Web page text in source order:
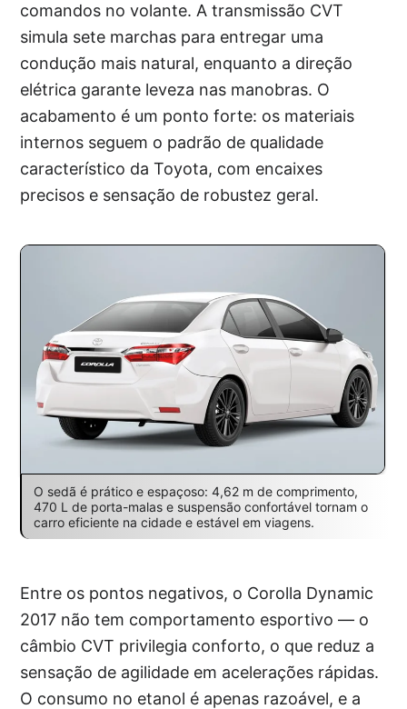
comandos no volante. A transmissão CVT
simula sete marchas para entregar uma
condução mais natural, enquanto a direção
elétrica garante leveza nas manobras. O
acabamento é um ponto forte: os materiais
internos seguem o padrão de qualidade
característico da Toyota, com encaixes
precisos e sensação de robustez geral.
O sedã é prático e espaçoso: 4,62 m de comprimento,
470 L de porta-malas e suspensão confortável tornam o
carro eficiente na cidade e estável em viagens.
Entre os pontos negativos, o Corolla Dynamic
2017 não tem comportamento esportivo — o
câmbio CVT privilegia conforto, o que reduz a
sensação de agilidade em acelerações rápidas.
O consumo no etanol é apenas razoável, e a